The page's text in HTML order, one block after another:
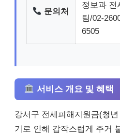
문의처
정보과 전
팀/02-
6505
서비스 개요 및 혜택
강서구 전세피해지원금(청
기로 인해 갑작스럽게 주거